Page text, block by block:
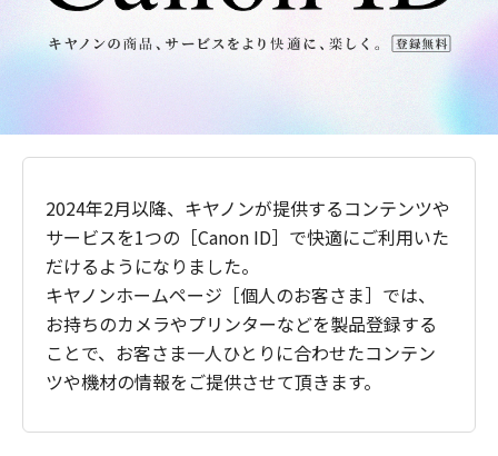
2024年2月以降、キヤノンが提供するコンテンツや
サービスを1つの［Canon ID］で快適にご利用いた
だけるようになりました。
キヤノンホームページ［個人のお客さま］では、
お持ちのカメラやプリンターなどを製品登録する
ことで、お客さま一人ひとりに合わせたコンテン
ツや機材の情報をご提供させて頂きます。